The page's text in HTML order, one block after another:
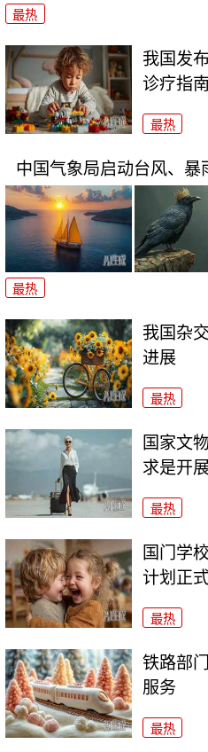
最热
我国发
诊疗指南
最热
中国气象局启动台风、
最热
我国杂
进展
最热
国家文
求是开
最热
国门学
计划正
最热
铁路部
服务
最热